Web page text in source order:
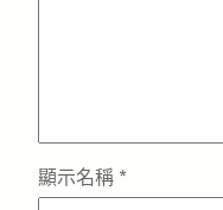
顯示名稱 *